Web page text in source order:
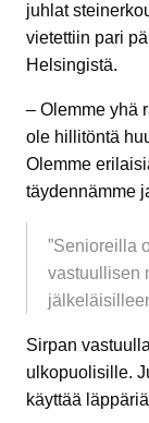
juhlat
vietettiin pari
Helsingistä.
– Olemme yhä
ole hillitöntä
Olemme
täydennämme
”Senioreilla
vastuullisen
Sirpan
ulkopuolisille.
käyttää